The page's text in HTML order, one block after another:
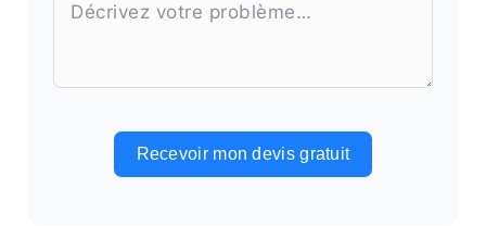
Recevoir mon devis gratuit